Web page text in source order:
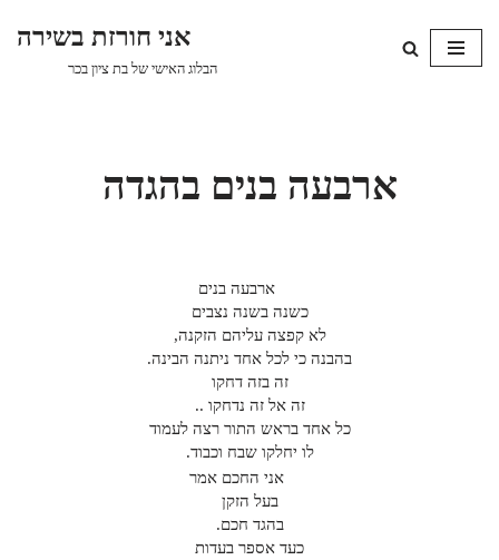
Skip
אני חורזת בשירה
הבלוג האישי של בת ציון בכר
ארבעה בנים בהגדה
ארבעה בנים
כשנה בשנה נצבים
לא קפצה עליהם הזקנה,
בהבנה כי לכל אחד ניתנה הבינה.
זה בזה דחקו
זה אל זה נדחקו ..
כל אחד בראש התור רצה לעמוד
לו יחלקו שבח וכבוד.
אני החכם אמר
בעל הזקן
בהגד חכם.
כעד אספר בעדות